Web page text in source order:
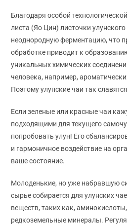
Благодаря особой
листа (Яо Цин) листочки
неоднородную ферментацию, что
обработке приводит к
уникальных химических
человека, например,
Поэтому улунские чаи так
Если зеленые или красные чаи
подходящими для текущего
попробовать улун! Его
и гармоничное воздействие на
ваше состояние.
Молоденькие, но уже набравшую
сырье собирается для улунских
веществ, таких как,
редкоземельные минералы.